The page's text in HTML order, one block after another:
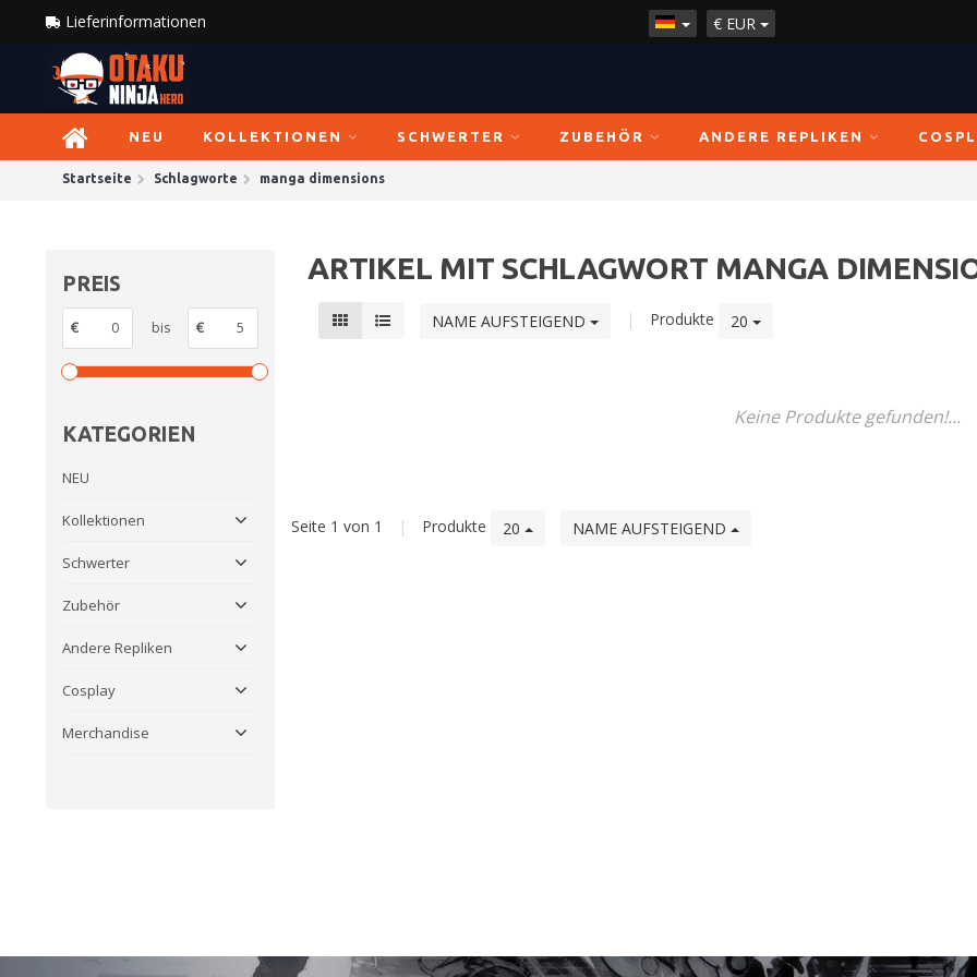
Lieferinformationen € EUR
NEU KOLLEKTIONEN SCHWERTER ZUBEHÖR ANDERE REPLIKEN
Startseite Schlagworte manga dimensions
PREIS
€ bis €
KATEGORIEN
NEU
Kollektionen
Schwerter
Zubehör
Andere Repliken
Cosplay
Merchandise
ARTIKEL MIT SCHLAGWORT MANGA
NAME AUFSTEIGEND | Produkte 20
Keine Produkte gefunden!...
Seite 1 von 1 | Produkte 20 NAME AUFSTEIGEND